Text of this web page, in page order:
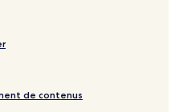
de contenus